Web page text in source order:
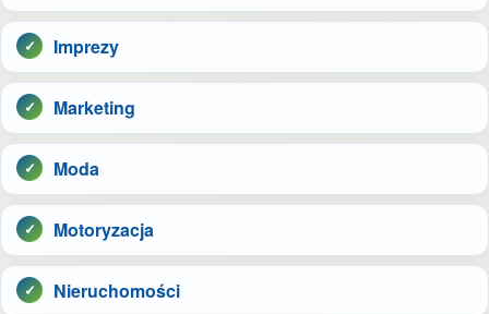
Imprezy
Marketing
Moda
Motoryzacja
Nieruchomości